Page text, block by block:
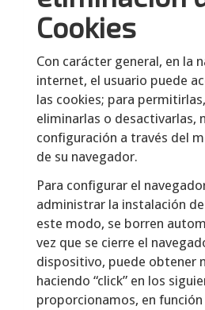
Cookies
Con carácter general, en la
internet, el usuario puede
las cookies; para
eliminarlas o desactivarlas,
configuración a través del
de su navegador.
Para configurar el
administrar la instalación
este modo, se borren
vez que se cierre el
dispositivo, puede obtener
haciendo “click” en los
proporcionamos, en